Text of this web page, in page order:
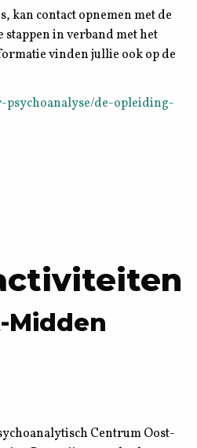
kan contact opnemen met de
in verband met het
vinden jullie ook op de
psychoanalyse/de-opleiding-
Midden
Centrum Oost-